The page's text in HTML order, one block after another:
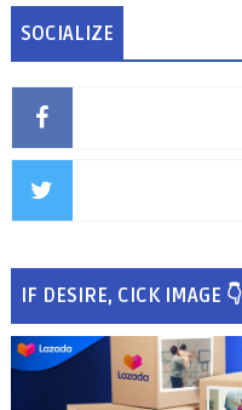
SOCIALIZE
IF DESIRE, CICK IMAGE 👇